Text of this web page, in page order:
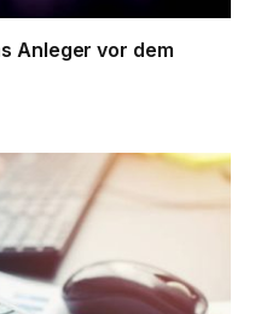
Anleger vor dem